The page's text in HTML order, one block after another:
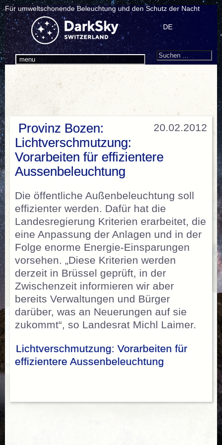
Für umweltschonende Beleuchtung und den Schutz der Nacht
menu
DE
Search
Suchen
20.02.2012
Provinz Bozen:
Lichtverschmutzung:
Vorarbeiten für effizientere
Aussenbeleuchtung
Die öffentliche Außenbeleuchtung soll
effizienter werden. Dafür hat die
Landesregierung Kriterien erarbeitet, die
eine Anpassung der Anlagen und in der
Folge enorme Energie-Einsparungen
vorsehen. „Diese Kriterien werden
derzeit in Brüssel geprüft, in der
Zwischenzeit informieren wir aber
bereits Verwaltungen und Bürger
darüber, was an Neuerungen auf sie
zukommt“, so Landesrat Michl Laimer.
Lichtverschmutzung: Vorarbeiten für
effizientere Aussenbeleuchtung